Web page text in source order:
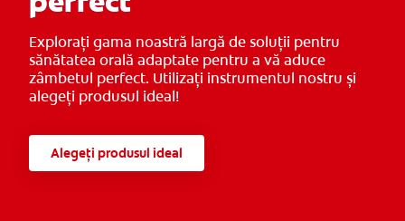
Explorați gama noastră largă de soluții pentru
sănătatea orală adaptate pentru a vă aduce
zâmbetul perfect. Utilizați instrumentul nostru și
alegeți produsul ideal!
Alegeți produsul ideal